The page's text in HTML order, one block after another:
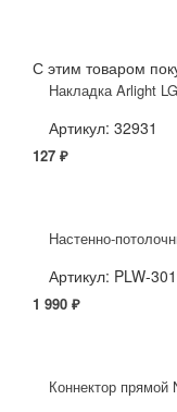
С этим товаром
Накладка Arlight
Артикул: 32931
127 ₽
Артикул: PLW-
1 990 ₽
Коннектор прямой